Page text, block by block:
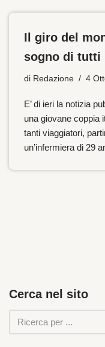
Il giro del
sogno di tutti
di Redazione 4
E’ di ieri la notizia
una giovane coppia
tanti viaggiatori,
un’infermiera di 29
Cerca nel sito